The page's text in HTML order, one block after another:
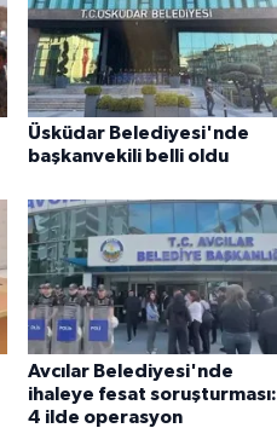
Üsküdar Belediyesi'nde
başkanvekili belli oldu
Avcılar Belediyesi'nde
ihaleye fesat soruşturması:
4 ilde operasyon